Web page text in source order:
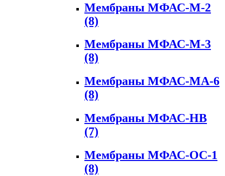
Мембраны МФАС-М-2
(8)
Мембраны МФАС-М-3
(8)
Мембраны МФАС-МА-6
(8)
Мембраны МФАС-НВ
(7)
Мембраны МФАС-ОС-1
(8)